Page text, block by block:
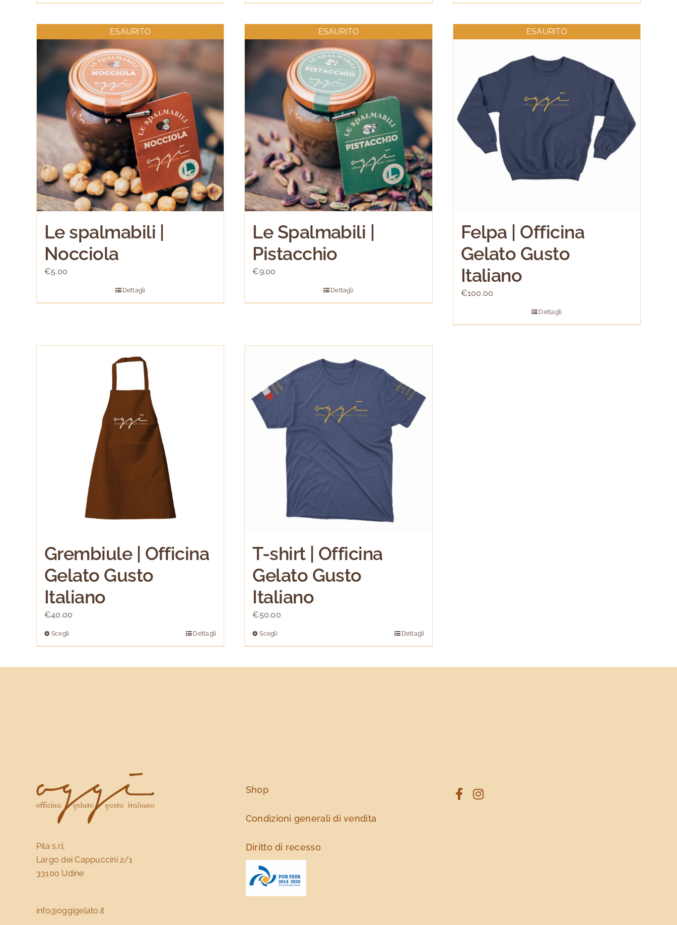
ESAURITO
Le spalmabili |
Nocciola
€5.00
Dettagli
ESAURITO
Le Spalmabili |
Pistacchio
€9.00
Dettagli
ESAURITO
Felpa | Officina
Gelato Gusto
Italiano
€100.00
Dettagli
Grembiule | Officina
Gelato Gusto
Italiano
€40.00
Scegli
prodotto
pagina
del
prodotto
Dettagli
T-shirt | Officina
Gelato Gusto
Italiano
€50.00
ScegliQuesto
prodotto
prodotto
Dettagli
Pila s.r.l.
Largo dei Cappuccini 2/1
33100 Udine
info@oggigelato.it
Shop
Condizioni generali di vendita
Diritto di recesso